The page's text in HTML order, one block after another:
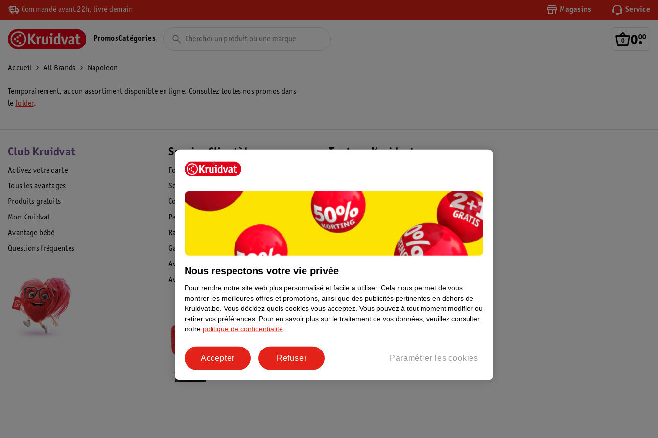
Commandé avant 22h, livré demain Magasins Service
0.
00
PromosCatégories
Accueil All Brands Napoleon
Temporairement, aucun assortiment disponible en ligne. Consultez toutes nos promos dans
le folder.
Club Kruidvat
Activez votre carte
Tous les avantages
Produits gratuits
Mon Kruidvat
Avantage bébé
Questions fréquentes
Service Clientèle
Foire aux questions
Service Clientèle
Commande & Livraison
Paiement
Rappel & Retour
Garantie
Avis de sécurité
Avis
Tout sur Kruidvat
Formule commerciale
Coordonnées de l’entreprise
Plus durable
Nous respectons votre vie privée
Pour rendre notre site web plus personnalisé et facile à utiliser. Cela nous permet de vous
montrer les meilleures offres et promotions, ainsi que des publicités pertinentes en dehors de
Kruidvat.be. Vous décidez quels cookies vous acceptez. Vous pouvez à tout moment modifier ou
retirer vos préférences. Pour en savoir plus sur le traitement de vos données, veuillez consulter
notre politique de confidentialité
Paramétrer les cookies
Refuser
Accepter